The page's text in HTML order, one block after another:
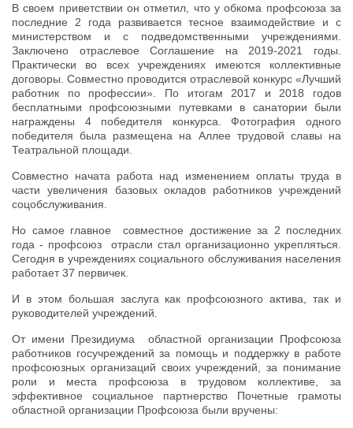
В своем приветствии он отметил, что у обкома профсоюза за
последние 2 года развивается тесное взаимодействие и с
министерством и с подведомственными учреждениями.
Заключено отраслевое Соглашение на 2019-2021 годы.
Практически во всех учреждениях имеются коллективные
договоры. Совместно проводится отраслевой конкурс «Лучший
работник по профессии». По итогам 2017 и 2018 годов
бесплатными профсоюзными путевками в санатории были
награждены 4 победителя конкурса. Фотография одного
победителя была размещена на Аллее трудовой славы на
Театральной площади.
Совместно начата работа над изменением оплаты труда в
части увеличения базовых окладов работников учреждений
соцобслуживания.
Но самое главное совместное достижение за 2 последних
года - профсоюз отрасли стал организационно укрепляться.
Сегодня в учреждениях социального обслуживания населения
работает 37 первичек.
И в этом большая заслуга как профсоюзного актива, так и
руководителей учреждений.
От имени Президиума областной организации Профсоюза
работников госучреждений за помощь и поддержку в работе
профсоюзных организаций своих учреждений, за понимание
роли и места профсоюза в трудовом коллективе, за
эффективное социальное партнерство Почетные грамоты
областной организации Профсоюза были вручены: